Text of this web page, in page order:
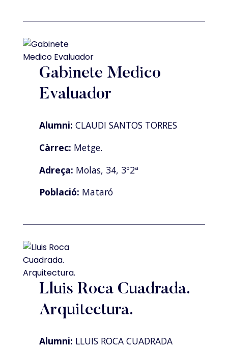
Gabinete Medico
Evaluador
Alumni: CLAUDI SANTOS TORRES
Càrrec: Metge.
Adreça: Molas, 34, 3º2ª
Població: Mataró
Lluis Roca Cuadrada.
Arquitectura.
Alumni: LLUIS ROCA CUADRADA